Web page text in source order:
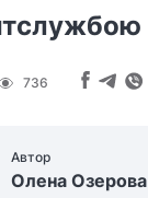
736
Автор
Олена Озерова